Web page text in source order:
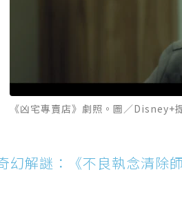
《凶宅專賣店》劇照。圖／Disney+
幻解謎：《不良執念清除師